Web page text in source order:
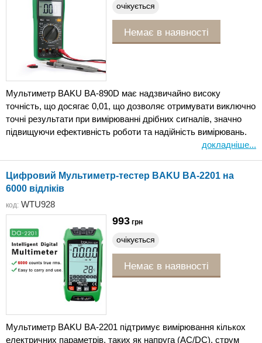
очікується
Немає в наявності
Мультиметр BAKU BA-890D має надзвичайно високу
точність, що досягає 0,01, що дозволяє отримувати виключно
точні результати при вимірюванні дрібних сигналів, значно
підвищуючи ефективність роботи та надійність вимірювань.
докладніше...
Цифровий Мультиметр-тестер BAKU BA-2201 на
6000 відліків
код: WTU928
993 грн
очікується
Немає в наявності
Мультиметр BAKU BA-2201 підтримує вимірювання кількох
електричних параметрів, таких як напруга (AC/DC), струм